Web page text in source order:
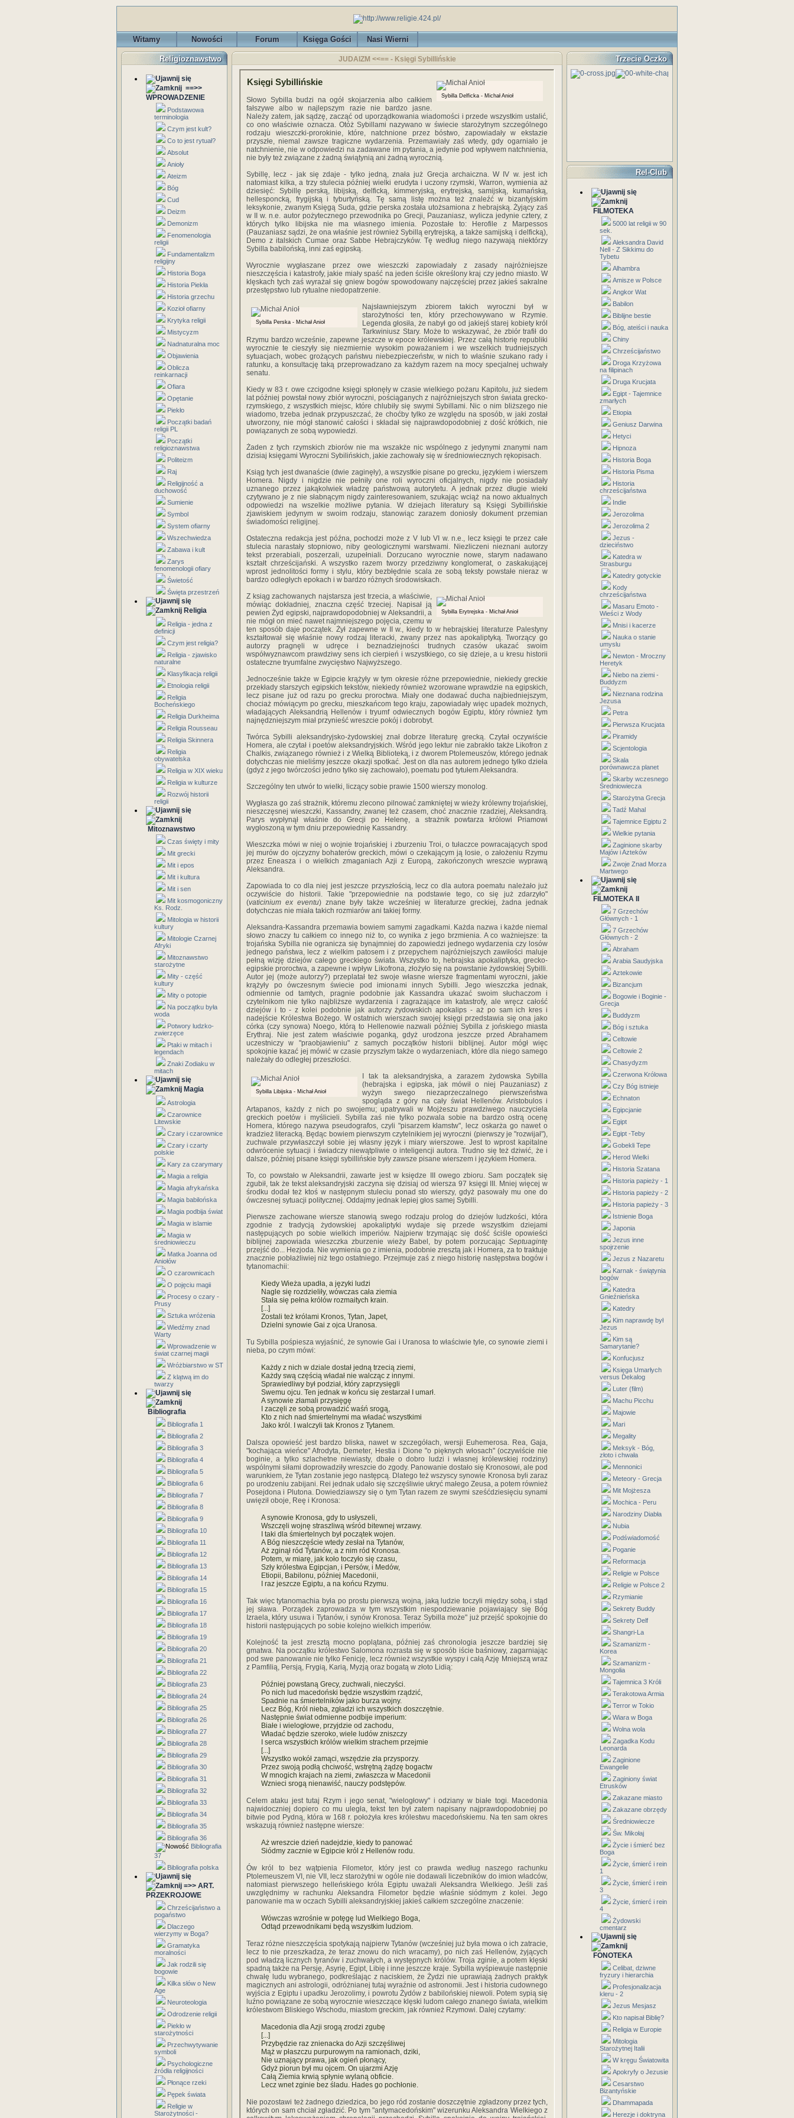
Witamy Nowości Forum Księga Gości Nasi Wierni
Religioznawstwo
==>>
WPROWADZENIE
Podstawowa
terminologia
Czym jest kult?
Co to jest rytuał?
Absolut
Anioły
Ateizm
Bóg
Cud
Deizm
Demonizm
Fenomenologia
religii
Fundamentalizm
religijny
Historia Boga
Historia Piekła
Historia grzechu
Kozioł ofiarny
Krytyka religii
Mistycyzm
Nadnaturalna moc
Objawienia
Oblicza
reinkarnacji
Ofiara
Opętanie
Piekło
Początki badań
religii PL
Początki
religioznawstwa
Politeizm
Raj
Religijność a
duchowość
Sumienie
Symbol
System ofiarny
Wszechwiedza
Zabawa i kult
Zarys
fenomenologii ofiary
Świetość
Święta przestrzeń
Religia
Religia - jedna z
definicji
Czym jest religia?
Religia - zjawisko
naturalne
Klasyfikacja religii
Etnologia religii
Religia
Bocheńskiego
Religia Durkheima
Religia Rousseau
Religia Skinnera
Religia
obywatelska
Religia w XIX wieku
Religia w kulturze
Rozwój historii
religii
Mitoznawstwo
Czas święty i mity
Mit grecki
Mit i epos
Mit i kultura
Mit i sen
Mit kosmogoniczny
Ks. Rodz.
Mitologia w historii
kultury
Mitologie Czarnej
Afryki
Mitoznawstwo
starożytne
Mity - część
kultury
Mity o potopie
Na początku była
woda
Potwory ludzko-
zwierzęce
Ptaki w mitach i
legendach
Znaki Zodiaku w
mitach
Magia
Astrologia
Czarownice
Litewskie
Czary i czarownice
Czary i czarty
polskie
Kary za czarymary
Magia a religia
Magia afrykańska
Magia babilońska
Magia podbija świat
Magia w islamie
Magia w
średniowieczu
Matka Joanna od
Aniołów
O czarownicach
O pojęciu magii
Procesy o czary -
Prusy
Sztuka wróżenia
Wiedźmy znad
Warty
Wprowadzenie w
świat czarnej magii
Wróżbiarstwo w ST
Z klątwą im do
twarzy
Bibliografia
Bibliografia 1
Bibliografia 2
Bibliografia 3
Bibliografia 4
Bibliografia 5
Bibliografia 6
Bibliografia 7
Bibliografia 8
Bibliografia 9
Bibliografia 10
Bibliografia 11
Bibliografia 12
Bibliografia 13
Bibliografia 14
Bibliografia 15
Bibliografia 16
Bibliografia 17
Bibliografia 18
Bibliografia 19
Bibliografia 20
Bibliografia 21
Bibliografia 22
Bibliografia 23
Bibliografia 24
Bibliografia 25
Bibliografia 26
Bibliografia 27
Bibliografia 28
Bibliografia 29
Bibliografia 30
Bibliografia 31
Bibliografia 32
Bibliografia 33
Bibliografia 34
Bibliografia 35
Bibliografia 36
Bibliografia
37
Bibliografia polska
=>> ART.
PRZEKROJOWE
Chrześcijaństwo a
pogaństwo
Dlaczego
wierzymy w Boga?
Gramatyka
moralności
Jak rodzili się
bogowie
Kilka słów o New
Age
Neuroteologia
Odrodzenie religii
Piekło w
starożytności
Przechwytywanie
symboli
Psychologiczne
źródła religijności
Płonące rzeki
Pępek świata
Religie w
Starożytności -
JUDAIZM <<== - Księgi Sybillińskie
Sybilla Delficka - Michał Anioł
Księgi Sybillińskie
Słowo Sybilla budzi na ogół skojarzenia albo całkiem
fałszywe albo w najlepszym razie nie bardzo jasne.
Należy zatem, jak sądzę, zacząć od uporządkowania wiadomości i przede wszystkim ustalić,
co ono właściwie oznacza. Otóż Sybillami nazywano w świecie starożytnym szczególnego
rodzaju wieszczki-prorokinie, które, natchnione przez bóstwo, zapowiadały w ekstazie
przyszłe, niemal zawsze tragiczne wydarzenia. Przemawiały zaś wtedy, gdy ogarniało je
natchnienie, nie w odpowiedzi na zadawane im pytania, a jedynie pod wpływem natchnienia,
nie były też związane z żadną świątynią ani żadną wyrocznią.
Sybillę, lecz - jak się zdaje - tylko jedną, znała już Grecja archaiczna. W IV w. jest ich
natomiast kilka, a trzy stulecia później wielki erudyta i uczony rzymski, Warron, wymienia aż
dziesięć: Sybillę perską, libijską, delficką, kimmeryjską, erytrejską, samijską, kumańską,
hellesponcką, frygijską i tyburtyńską. Tę samą listę można też znaleźć w bizantyjskim
leksykonie, zwanym Księgą Suda, gdzie perska została utożsamiona z hebrajską. Żyjący zaś
w II w. n.e. autor pożytecznego przewodnika po Grecji, Pauzaniasz, wylicza jedynie cztery, z
których tylko libijska nie ma własnego imienia. Pozostałe to: Herofile z Marpessos
(Pauzaniasz sądzi, że ona właśnie jest również Sybillą erytrejską, a także samijską i delficką),
Demo z italskich Cumae oraz Sabbe Hebrajczyków. Tę według niego nazywają niektórzy
Sybilla babilońską, inni zaś egipską.
Wyrocznie wygłaszane przez owe wieszczki zapowiadały z zasady najróżniejsze
nieszczęścia i katastrofy, jakie miały spaść na jeden ściśle określony kraj czy jedno miasto. W
klęskach tych zaś wyrażał się gniew bogów spowodowany najczęściej przez jakieś sakralne
przestępstwo lub rytualne niedopatrzenie.
Sybilla Perska - Michał Anioł
Najsławniejszym zbiorem takich wyroczni był w
starożytności ten, który przechowywano w Rzymie.
Legenda głosiła, że nabył go od jakiejś starej kobiety król
Tarkwiniusz Stary. Może to wskazywać, że zbiór trafił do
Rzymu bardzo wcześnie, zapewne jeszcze w epoce królewskiej. Przez całą historię republiki
wyrocznie te cieszyły się niezmiernie wysokim poważaniem i we wszelkich trudniejszych
sytuacjach, wobec grożących państwu niebezpieczeństw, w nich to właśnie szukano rady i
ratunku, a konsultację taką przeprowadzano za każdym razem na mocy specjalnej uchwały
senatu.
Kiedy w 83 r. owe czcigodne księgi spłonęły w czasie wielkiego pożaru Kapitolu, już siedem
lat później powstał nowy zbiór wyroczni, pościąganych z najróżniejszych stron świata grecko-
rzymskiego, z wszystkich miejsc, które chlubiły się swymi Sybillami. Nic o nim bliższego nie
wiadomo, trzeba jednak przypuszczać, że choćby tylko ze względu na sposób, w jaki został
utworzony, nie mógł stanowić całości i składał się najprawdopodobniej z dość krótkich, nie
powiązanych ze sobą wypowiedzi.
Żaden z tych rzymskich zbiorów nie ma wszakże nic wspólnego z jedynymi znanymi nam
dzisiaj księgami Wyroczni Sybilińskich, jakie zachowały się w średniowiecznych rękopisach.
Ksiąg tych jest dwanaście (dwie zaginęły), a wszystkie pisane po grecku, językiem i wierszem
Homera. Nigdy i nigdzie nie pełniły one roli wyroczni oficjalnych, nigdy nie posiadały
uznanego przez jakąkolwiek władzę państwową autorytetu. A jednak przez długie wieki
czytywano je z nie słabnącym nigdy zainteresowaniem, szukając wciąż na nowo aktualnych
odpowiedzi na wszelkie możliwe pytania. W dziejach literatury są Księgi Sybillińskie
zjawiskiem jedynym w swoim rodzaju, stanowiąc zarazem doniosły dokument przemian
świadomości religijnej.
Ostateczna redakcja jest późna, pochodzi może z V lub VI w. n.e., lecz księgi te przez całe
stulecia narastały stopniowo, niby geologicznymi warstwami. Niezliczeni nieznani autorzy
tekst przerabiali, poszerzali, uzupełniali. Dorzucano wyrocznie nowe, starym nadawano
kształt chrześcijański. A wszystko razem tworzy przedziwny konglomerat, o zaskakującej
wprost jednolitości formy i stylu, który bezbłędnie scala ze sobą teksty powstałe nieraz w
bardzo odległych epokach i w bardzo różnych środowiskach.
Sybilla Erytrejska - Michał Anioł
Z ksiąg zachowanych najstarsza jest trzecia, a właściwie,
mówiąc dokładniej, znaczna część trzeciej. Napisał ją
pewien Żyd egipski, najprawdopodobniej w Aleksandrii, a
nie mógł on mieć nawet najmniejszego pojęcia, czemu w
ten sposób daje początek. Żył zapewne w II w., kiedy to w hebrajskiej literaturze Palestyny
kształtował się właśnie nowy rodzaj literacki, zwany przez nas apokaliptyką. Tworzący go
autorzy pragnęli w udręce i beznadziejności trudnych czasów ukazać swoim
współwyznawcom prawdziwy sens ich cierpień i wszystkiego, co się dzieje, a u kresu historii
ostateczne tryumfalne zwycięstwo Najwyższego.
Jednocześnie także w Egipcie krążyły w tym okresie różne przepowiednie, niekiedy greckie
przekłady starszych egipskich tekstów, niekiedy również wzorowane wprawdzie na egipskich,
lecz pisane już od razu po grecku proroctwa. Miały one dodawać ducha najbiedniejszym,
chociaż mówiącym po grecku, mieszkańcom tego kraju, zapowiadały więc upadek możnych,
władających Aleksandrią Hellenów i tryumf odwiecznych bogów Egiptu, który również tym
najnędzniejszym miał przynieść wreszcie pokój i dobrobyt.
Twórca Sybilli aleksandryjsko-żydowskiej znał dobrze literaturę grecką. Czytał oczywiście
Homera, ale czytał i poetów aleksandryjskich. Wśród jego lektur nie zabrakło także Likofron z
Chalkis, związanego również i z Wielką Biblioteką, i z dworem Ptolemeuszów, którego jednak
dotychczas nie mieliśmy jeszcze okazji spotkać. Jest on dla nas autorem jednego tylko dzieła
(gdyż z jego twórczości jedno tylko się zachowało), poematu pod tytułem Aleksandra.
Szczególny ten utwór to wielki, liczący sobie prawie 1500 wierszy monolog.
Wygłasza go zaś strażnik, któremu zlecono pilnować zamkniętej w wieży królewny trojańskiej,
nieszczęsnej wieszczki, Kassandry, zwanej też czasem, choć znacznie rzadziej, Aleksandrą.
Parys wypłynął właśnie do Grecji po Helenę, a strażnik powtarza królowi Priamowi
wygłoszoną w tym dniu przepowiednię Kassandry.
Wieszczka mówi w niej o wojnie trojańskiej i zburzeniu Troi, o tułaczce powracających spod
jej murów do ojczyzny bohaterów greckich, mówi o czekającym ją losie, o założeniu Rzymu
przez Eneasza i o wielkich zmaganiach Azji z Europą, zakończonych wreszcie wyprawą
Aleksandra.
Zapowiada to co dla niej jest jeszcze przyszłością, lecz co dla autora poematu należało już
oczywiście do historii. Takie "przepowiednie na podstawie tego, co się już zdarzyło"
(vaticinium ex eventu) znane były także wcześniej w literaturze greckiej, żadna jednak
dotychczas nie miała takich rozmiarów ani takiej formy.
Aleksandra-Kassandra przemawia bowiem samymi zagadkami. Każda nazwa i każde niemal
słowo znaczy tu całkiem co innego niż to, co wynika z jego brzmienia. A co ważniejsze: ta
trojańska Sybilla nie ogranicza się bynajmniej do zapowiedzi jednego wydarzenia czy losów
jednego państwa, lecz z wielkim patosem i z przepychem najróżniejszych zawiłości maluje
pełną wizję dziejów całego greckiego świata. Wszystko to, hebrajska apokaliptyka, grecko-
egipskie proroctwa, a zapewne i wpływ Likofrona, złożyło się na powstanie żydowskiej Sybilli.
Autor jej (może autorzy?) przeplatał też swoje własne wiersze fragmentami wyroczni, jakie
krążyły po ówczesnym świecie pod imionami innych Sybilli. Jego wieszczka jednak,
odmiennie od tamtych, pragnie podobnie jak Kassandra ukazać swoim słuchaczom i
czytelnikom nie tylko najbliższe wydarzenia i zagrażające im katastrofy, ale wręcz całość
dziejów i to - z kolei podobnie jak autorzy żydowskich apokalips - aż po sam ich kres i
nadejście Królestwa Bożego. W ostatnich wierszach swojej księgi przedstawia się ona jako
córka (czy synowa) Noego, którą to Hellenowie nazwali później Sybilla z jońskiego miasta
Erythraj. Nie jest zatem właściwie poganką, gdyż urodzona jeszcze przed Abrahamem
uczestniczy w "praobjawieniu" z samych początków historii biblijnej. Autor mógł więc
spokojnie kazać jej mówić w czasie przyszłym także o wydarzeniach, które dla niego samego
należały do odległej przeszłości.
Sybilla Libijska - Michał Anioł
I tak ta aleksandryjska, a zarazem żydowska Sybilla
(hebrajska i egipska, jak mówił o niej Pauzaniasz) z
wyżyn swego niezaprzeczalnego pierwszeństwa
spogląda z góry na cały świat Hellenów. Aristobulos i
Artapanos, każdy z nich po swojemu; upatrywali w Mojżeszu prawdziwego nauczyciela
greckich poetów i myślicieli. Sybilla zaś nie tylko pozwala sobie na bardzo ostrą ocenę
Homera, którego nazywa pseudografos, czyli "pisarzem kłamstw", lecz oskarża go nawet o
kradzież literacką. Będąc bowiem pierwszym czytelnikiem jej wyroczni (pierwszy je "rozwijał"),
zuchwale przywłaszczył sobie jej własny język i miary wierszowe. Jest to wprost kapitalne
odwrócenie sytuacji i świadczy niewątpliwie o inteligencji autora. Trudno się też dziwić, że i
dalsze, później pisane księgi sybillińskie były zawsze pisane wierszem i językiem Homera.
To, co powstało w Aleksandrii, zawarte jest w księdze III owego zbioru. Sam początek się
zgubił, tak że tekst aleksandryjski zaczyna się dzisiaj od wiersza 97 księgi III. Mniej więcej w
środku dodał też ktoś w następnym stuleciu ponad sto wierszy, gdyż pasowały mu one do
ówczesnej sytuacji politycznej. Oddajmy jednak lepiej głos samej Sybilli.
Pierwsze zachowane wiersze stanowią swego rodzaju prolog do dziejów ludzkości, która
zgodnie z tradycją żydowskiej apokaliptyki wydaje się przede wszystkim dziejami
następujących po sobie wielkich imperiów. Najpierw trzymając się dość ściśle opowieści
biblijnej zapowiada wieszczka zburzenie wieży Babel, by potem porzucając Septuagintę
przejść do... Hezjoda. Nie wymienia go z imienia, podobnie zresztą jak i Homera, za to traktuje
znacznie pobłażliwiej niż tego ostatniego. Przejmuje zaś z niego historię następstwa bogów i
tytanomachii:
Kiedy Wieża upadła, a języki ludzi
Nagle się rozdzieliły, wówczas cała ziemia
Stała się pełna królów rozmaitych krain.
[...]
Zostali też królami Kronos, Tytan, Japet,
Dzielni synowie Gai z ojca Uranosa.
Tu Sybilla pośpiesza wyjaśnić, że synowie Gai i Uranosa to właściwie tyle, co synowie ziemi i
nieba, po czym mówi:
Każdy z nich w dziale dostał jedną trzecią ziemi,
Każdy swą częścią władał nie walcząc z innymi.
Sprawiedliwy był podział, który zaprzysięgli
Swemu ojcu. Ten jednak w końcu się zestarzał I umarł.
A synowie złamali przysięgę
I zaczęli ze sobą prowadzić waśń srogą,
Kto z nich nad śmiertelnymi ma władać wszystkimi
Jako król. I walczyli tak Kronos z Tytanem.
Dalsza opowieść jest bardzo bliska, nawet w szczegółach, wersji Euhemerosa. Rea, Gaja,
"kochająca wieńce" Afrodyta, Demeter, Hestia i Dione "o pięknych włosach" (oczywiście nie
boginie, a tylko szlachetne niewiasty, dbałe o dobro ludzi i własnej królewskiej rodziny)
wspólnymi siłami doprowadziły wreszcie do zgody. Panowanie dostało się Kronosowi, ale pod
warunkiem, że Tytan zostanie jego następcą. Dlatego też wszyscy synowie Kronosa byli zaraz
po urodzeniu zabijani. Rei jednak udało się szczęśliwie ukryć małego Zeusa, a potem również
Posejdona i Plutona. Dowiedziawszy się o tym Tytan razem ze swymi sześćdziesięciu synami
uwięził oboje, Reę i Kronosa:
A synowie Kronosa, gdy to usłyszeli,
Wszczęli wojnę straszliwą wśród bitewnej wrzawy.
I taki dla śmiertelnych był początek wojen.
A Bóg nieszczęście wtedy zesłał na Tytanów,
Aż zginął ród Tytanów, a z nim ród Kronosa.
Potem, w miarę, jak koło toczyło się czasu,
Szły królestwa Egipcjan, i Persów, i Medów,
Etiopii, Babilonu, później Macedonii,
I raz jeszcze Egiptu, a na końcu Rzymu.
Tak więc tytanomachia była po prostu pierwszą wojną, jaką ludzie toczyli między sobą, i stąd
jej sława. Porządek zaprowadza w tym wszystkim niespodziewanie pojawiający się Bóg
Izraela, który usuwa i Tytanów, i synów Kronosa. Teraz Sybilla może" już przejść spokojnie do
historii następujących po sobie kolejno wielkich imperiów.
Kolejność ta jest zresztą mocno poplątana, później zaś chronologia jeszcze bardziej się
gmatwa. Na początku królestwo Salomona rozrasta się w sposób iście baśniowy, zagarniając
pod swe panowanie nie tylko Fenicję, lecz również wszystkie wyspy i całą Azję Mniejszą wraz
z Pamfilią, Persją, Frygią, Karią, Myzją oraz bogatą w złoto Lidią:
Później powstaną Grecy, zuchwali, nieczyści.
Po nich lud macedoński będzie wszystkim rządzić,
Spadnie na śmiertelników jako burza wojny.
Lecz Bóg, Król nieba, zgładzi ich wszystkich doszczętnie.
Następnie świat odmienne podbije imperium:
Białe i wielogłowe, przyjdzie od zachodu,
Władać będzie szeroko, wiele ludów zniszczy
I serca wszystkich królów wielkim strachem przejmie
[...]
Wszystko wokół zamąci, wszędzie zła przysporzy.
Przez swoją podłą chciwość, wstrętną żądzę bogactw
W mnogich krajach na ziemi, zwłaszcza w Macedonii
Wznieci srogą nienawiść, nauczy podstępów.
Celem ataku jest tutaj Rzym i jego senat, "wielogłowy" i odziany w białe togi. Macedonia
najwidoczniej dopiero co mu uległa, tekst ten był zatem napisany najprawdopodobniej po
bitwie pod Pydną, która w 168 r. położyła kres królestwu macedońskiemu. Na ten sam okres
wskazują również następne wiersze:
Aż wreszcie dzień nadejdzie, kiedy to panować
Siódmy zacznie w Egipcie król z Hellenów rodu.
Ów król to bez wątpienia Filometor, który jest co prawda według naszego rachunku
Ptolemeuszem VI, nie VII, lecz starożytni w ogóle nie dodawali liczebników do imion władców,
natomiast pierwszego helleńskiego króla Egiptu uważali Aleksandra Wielkiego. Jeśli zaś
uwzględnimy w rachunku Aleksandra Filometor będzie właśnie siódmym z kolei. Jego
panowanie ma w oczach Sybilli aleksandryjskiej jakieś całkiem szczególne znaczenie:
Wówczas wzrośnie w potęgę lud Wielkiego Boga,
Odtąd przewodnikami będą wszystkim ludziom.
Teraz różne nieszczęścia spotykają najpierw Tytanów (wcześniej już była mowa o ich zatracie,
lecz to nie przeszkadza, że teraz znowu do nich wracamy), po nich zaś Hellenów, żyjących
pod władzą licznych tyranów i zuchwałych, a występnych królów. Troja zginie, a potem klęski
spadną także na Persję, Asyrię, Egipt, Libię i inne jeszcze kraje. Sybilla wyśpiewuje następnie
chwałę ludu wybranego, podkreślając z naciskiem, że Żydzi nie uprawiają żadnych praktyk
magicznych ani astrologii, odróżnianej tutaj wyraźnie od astronomii. Jest i historia cudownego
wyjścia z Egiptu i upadku Jerozolimy, i powrotu Żydów z babilońskiej niewoli. Potem sypią się
luźno powiązane ze sobą wyrocznie wieszczące klęski ludom całego znanego świata, wielkim
królestwom Bliskiego Wschodu, miastom greckim, jak również Rzymowi. Dalej czytamy:
Macedonia dla Azji srogą zrodzi zgubę
[...]
Przybędzie raz znienacka do Azji szczęśliwej
Mąż w płaszczu purpurowym na ramionach, dziki,
Nie uznający prawa, jak ogień płonący,
Gdyż piorun był mu ojcem. On ujarzmi Azję
Całą Ziemia krwią spłynie wylaną obficie.
Lecz wnet zginie bez śladu. Hades go pochłonie.
Nie pozostawi też żadnego dziedzica, bo jego ród zostanie doszczętnie zgładzony przez tych,
których on sam chciał zgładzić. Po tym "antymacedońskim" wizerunku Aleksandra Wielkiego z
Trzecie Oczko
Rel-Club
FILMOTEKA
5000 lat religii w 90
sek.
Aleksandra David
Nell - Z Sikkimu do
Tybetu
Alhambra
Amisze w Polsce
Angkor Wat
Babilon
Biblijne bestie
Bóg, ateiści i nauka
Chiny
Chrześcijaństwo
Droga Krzyżowa
na filipinach
Druga Krucjata
Egipt - Tajemnice
zmarłych
Etiopia
Geniusz Darwina
Hetyci
Hipnoza
Historia Boga
Historia Pisma
Historia
chrześcijaństwa
Indie
Jerozolima
Jerozolima 2
Jezus -
dzieciństwo
Katedra w
Strasburgu
Katedry gotyckie
Kody
chrześcijaństwa
Masaru Emoto -
Wieści z Wody
Mnisi i kacerze
Nauka o stanie
umyslu
Newton - Mroczny
Heretyk
Niebo na ziemi -
Buddyzm
Nieznana rodzina
Jezusa
Petra
Pierwsza Krucjata
Piramidy
Scjentologia
Skala
porównawcza planet
Skarby wczesnego
Średniowiecza
Starożytna Grecja
Tadź Mahal
Tajemnice Egiptu 2
Wielkie pytania
Zaginione skarby
Majów i Azteków
Zwoje Znad Morza
Martwego
FILMOTEKA II
7 Grzechów
Głównych - 1
7 Grzechów
Głównych - 2
Abraham
Arabia Saudyjska
Aztekowie
Bizancjum
Bogowie i Boginie -
Grecja
Buddyzm
Bóg i sztuka
Celtowie
Celtowie 2
Chasydyzm
Czerwona Królowa
Czy Bóg istnieje
Echnaton
Egipcjanie
Egipt
Egipt -Teby
Gobekli Tepe
Herod Wielki
Historia Szatana
Historia papieży - 1
Historia papieży - 2
Historia papieży - 3
Istnienie Boga
Japonia
Jezus inne
spojrzenie
Jezus z Nazaretu
Karnak - świątynia
bogów
Katedra
Gnieźnieńska
Katedry
Kim naprawdę był
Jezus
Kim są
Samarytanie?
Konfucjusz
Księga Umarłych
versus Dekalog
Luter (film)
Machu Picchu
Majowie
Mari
Megality
Meksyk - Bóg,
złoto i chwała
Mennonici
Meteory - Grecja
Mit Mojżesza
Mochica - Peru
Narodziny Diabła
Nubia
Podświadomość
Poganie
Reformacja
Religie w Polsce
Religie w Polsce 2
Rzymianie
Sekrety Buddy
Sekrety Delf
Shangri-La
Szamanizm -
Korea
Szamanizm -
Mongolia
Tajemnica 3 Króli
Terakotowa Armia
Terror w Tokio
Wiara w Boga
Wolna wola
Zagadka Kodu
Leonarda
Zaginione
Ewangelie
Zaginiony świat
Etrusków
Zakazane miasto
Zakazane obrzędy
Średniowiecze
Św. Mikołaj
Życie i śmierć bez
Boga
Życie, śmierć i rein
1
Życie, śmierć i rein
3
Życie, śmierć i rein
4
Żydowski
cmentarz
FONOTEKA
Celibat, dziwne
fryzury i hierarchia
Profesjonalizacja
kleru - 2
Jezus Mesjasz
Kto napisał Biblię?
Religia w Europie
Mitologia
Starożytnej Italii
W kręgu Światowita
Apokryfy o Jezusie
Cesarstwo
Bizantyńskie
Dhammapada
Herezje i doktryna